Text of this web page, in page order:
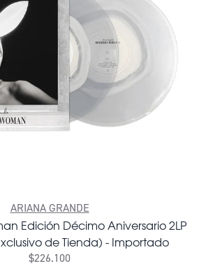
ARIANA GRANDE
Edición Décimo Aniversario 2LP
de Tienda) - Importado
$226.100